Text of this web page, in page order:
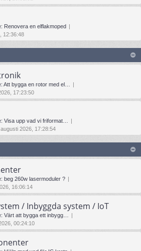
Renovera en elflakmoped
12:36:48
Att bygga en rotor med el…
17:23:50
Visa upp vad vi friformat…
augusti 2026, 17:28:54
beg 260w lasermoduler ?
16:06:14
/ Inbyggda system / IoT
Värt att bygga ett inbygg…
00:24:10